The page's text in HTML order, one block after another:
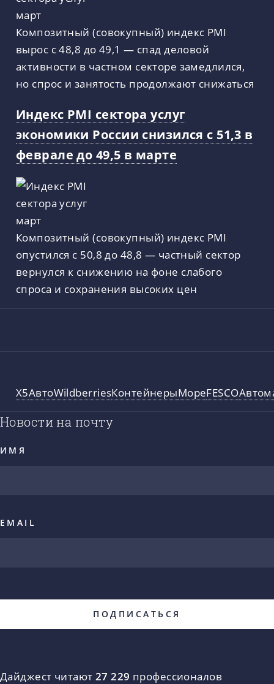
Композитный (совокупный) индекс PMI
вырос с 48,8 до 49,1 — спад деловой
активности в частном секторе замедлился,
но спрос и занятость продолжают снижаться
Индекс PMI сектора услуг
экономики России снизился с 51,3 в
феврале до 49,5 в марте
Композитный (совокупный) индекс PMI
опустился с 50,8 до 48,8 — частный сектор
вернулся к снижению на фоне слабого
спроса и сохранения высоких цен
X5АвтоWildberriesКонтейнерыМореFESCO
Новости на почту
ИМЯ
EMAIL
Дайджест читают 27 229 профессионалов